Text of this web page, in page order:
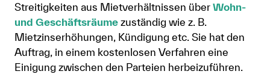
Streitigkeiten aus Mietverhältnissen über Wohn-
und Geschäftsräume zuständig wie z. B.
Mietzinserhöhungen, Kündigung etc. Sie hat den
Auftrag, in einem kostenlosen Verfahren eine
Einigung zwischen den Parteien herbeizuführen.